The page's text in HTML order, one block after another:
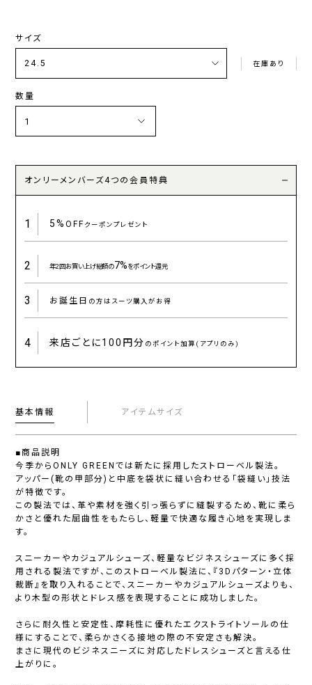
サイズ
在庫あり
数量
オンリーメンバーズ4つの会員特典
1 5%OFFクーポンプレゼント
2 年2回お買い上げ総額の7%をポイント還元
3 お誕生日 の方はスーツ購入がお得
4 来店ごとに100円分 のポイント加算(アプリのみ)
基本情報 アイテムサイズ
■商品説明
今季からONLY GREENでは新たに採用したストローベル製法。
アッパー(靴の甲部分)と中底を袋状に縫い合わせる「袋縫い」技法
が特徴です。
この製法では、革や素材を強く引っ張らずに縫製するため、靴に柔ら
かさと優れた屈曲性をもたらし、軽量で快適な履き心地を実現しま
す。
スニーカーやカジュアルシューズ、軽量なビジネスシューズに多く採
用される製法ですが、このストローベル製法に、『3Dパターン・立体
裁断』を取り入れることで、スニーカーやカジュアルシューズよりも、
より木型の形状とドレス感を表現することに成功しました。
さらに耐久性と安定性、摩耗性に優れたエクストライトソールの仕
様にすることで、柔らかさくる接地の際の不安定さも解決。
まさに現代のビジネスニーズに対応したドレスシューズと言える仕
上がりに。